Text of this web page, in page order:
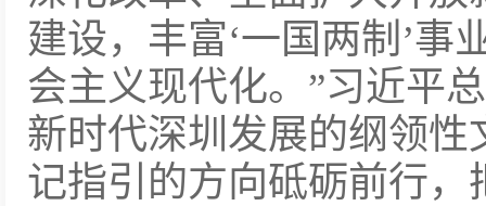
建设，丰富‘一国两制’事
会主义现代化。”习近平
新时代深圳发展的纲领
记指引的方向砥砺前行